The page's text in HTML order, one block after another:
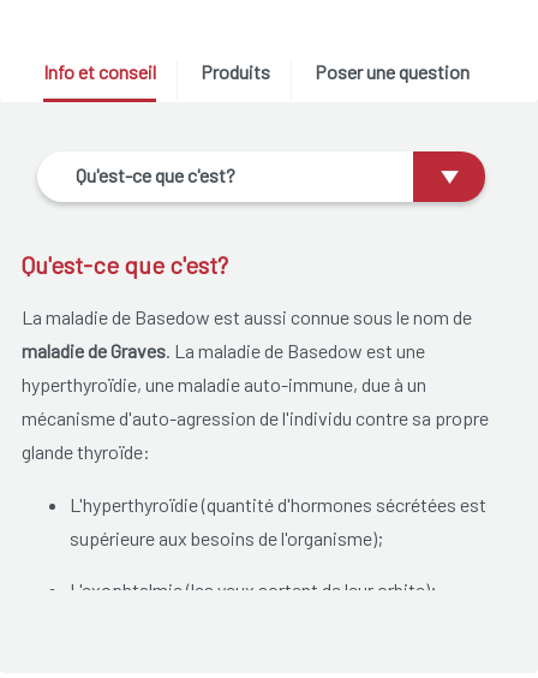
Info et conseil Produits Poser une question
Qu'est-ce que c'est?
Qu'est-ce que c'est?
La maladie de Basedow est aussi connue sous le nom de
maladie de Graves. La maladie de Basedow est une
hyperthyroïdie, une maladie auto-immune, due à un
mécanisme d'auto-agression de l'individu contre sa propre
glande thyroïde:
L'hyperthyroïdie (quantité d'hormones sécrétées est
supérieure aux besoins de l'organisme);
L'exophtalmie (les yeux sortent de leur orbite);